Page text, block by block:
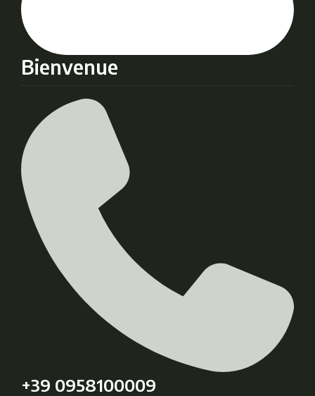
Bienvenue
+39 0958100009